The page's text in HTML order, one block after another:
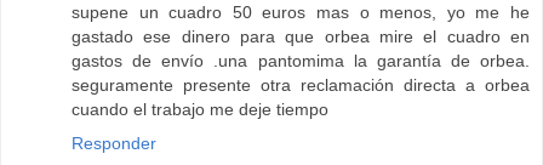
supene un cuadro 50 euros mas o menos, yo me he
gastado ese dinero para que orbea mire el cuadro en
gastos de envío .una pantomima la garantía de orbea.
seguramente presente otra reclamación directa a orbea
cuando el trabajo me deje tiempo
Responder